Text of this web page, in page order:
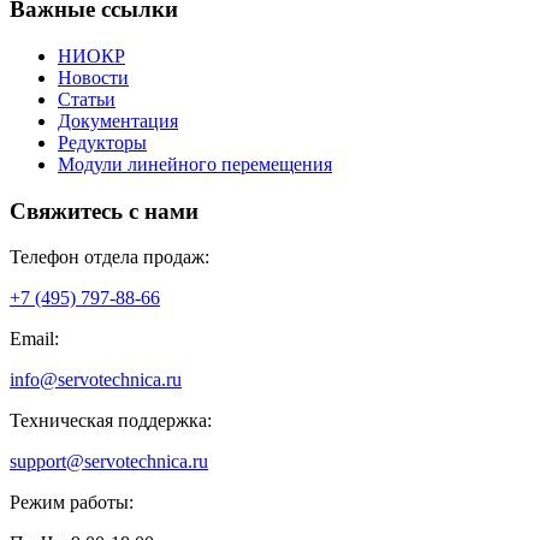
Наши офисы
125130, г. Москва, Старопетровский проезд, д. 7А, стр. 5,
Ложки)
Основные разделы
Каталог
Продукция
Инжиниринг
О компании
Важные ссылки